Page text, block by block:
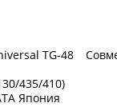
TG-48
435/410)
Япония